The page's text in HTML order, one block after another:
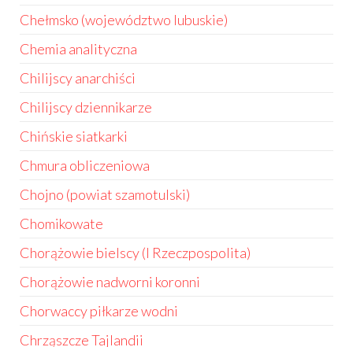
Chełmsko (województwo lubuskie)
Chemia analityczna
Chilijscy anarchiści
Chilijscy dziennikarze
Chińskie siatkarki
Chmura obliczeniowa
Chojno (powiat szamotulski)
Chomikowate
Chorążowie bielscy (I Rzeczpospolita)
Chorążowie nadworni koronni
Chorwaccy piłkarze wodni
Chrząszcze Tajlandii